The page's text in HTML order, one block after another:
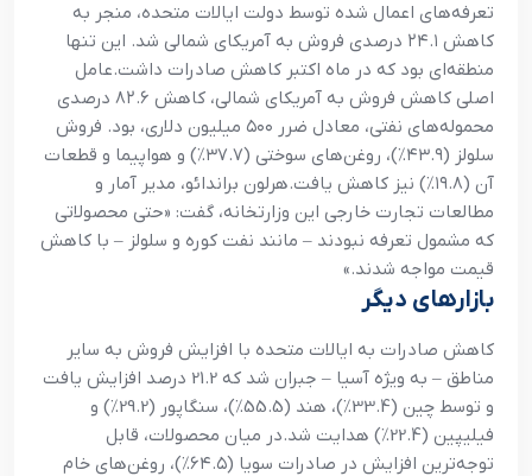
تعرفه‌های اعمال شده توسط دولت ایالات متحده، منجر به
کاهش ۲۴.۱ درصدی فروش به آمریکای شمالی شد. این تنها
منطقه‌ای بود که در ماه اکتبر کاهش صادرات داشت.عامل
اصلی کاهش فروش به آمریکای شمالی، کاهش ۸۲.۶ درصدی
محموله‌های نفتی، معادل ضرر ۵۰۰ میلیون دلاری، بود. فروش
سلولز (۴۳.۹٪)، روغن‌های سوختی (۳۷.۷٪) و هواپیما و قطعات
آن (۱۹.۸٪) نیز کاهش یافت.هرلون براندائو، مدیر آمار و
مطالعات تجارت خارجی این وزارتخانه، گفت: «حتی محصولاتی
که مشمول تعرفه نبودند – مانند نفت کوره و سلولز – با کاهش
قیمت مواجه شدند.»
بازارهای دیگر
کاهش صادرات به ایالات متحده با افزایش فروش به سایر
مناطق – به ویژه آسیا – جبران شد که 21.2 درصد افزایش یافت
و توسط چین (33.4٪)، هند (55.5٪)، سنگاپور (29.2٪) و
فیلیپین (22.4٪) هدایت شد.
در میان محصولات، قابل
توجه‌ترین افزایش در صادرات سویا (۶۴.۵٪)، روغن‌های خام